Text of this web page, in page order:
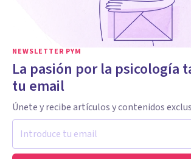
NEWSLETTER PYM
La pasión por la psicología
tu email
Únete y recibe artículos y contenidos